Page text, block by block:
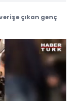
çıkan genç